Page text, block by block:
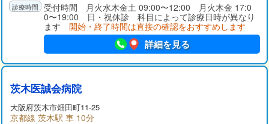
受付時間 月火水木金土 09:00〜12:00 月火木金 17:0
0〜19:00 日・祝休診 科目によって診療日時が異なり
ます 開始・終了時間は直接の確認をおすすめします
詳細を見る
茨木医誠会病院
大阪府茨木市畑田町11-25
京都線 茨木駅 車 10分